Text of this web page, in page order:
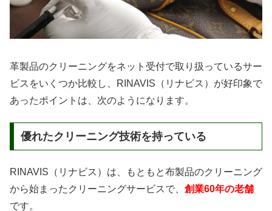
革製品のクリーニングをネット受付で取り扱っているサー
ビスをいくつか比較し、RINAVIS（リナビス）が好印象で
あったポイントは、次のようになります。
優れたクリーニング技術を持っている
RINAVIS（リナビス）は、もともと布製品のクリーニング
から始まったクリーニングサービスで、 創業60年の老舗
です。